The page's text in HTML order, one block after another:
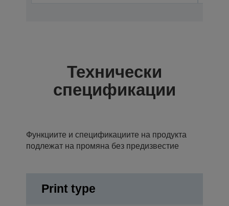
Технически
спецификации
Функциите и спецификациите на продукта
подлежат на промяна без предизвестие
Print type